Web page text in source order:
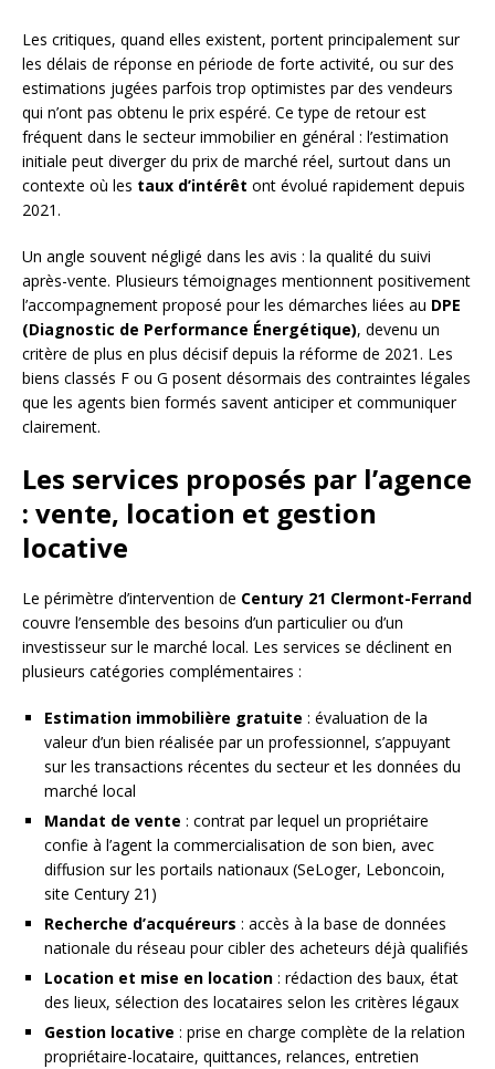
Les critiques, quand elles existent, portent principalement sur
les délais de réponse en période de forte activité, ou sur des
estimations jugées parfois trop optimistes par des vendeurs
qui n’ont pas obtenu le prix espéré. Ce type de retour est
fréquent dans le secteur immobilier en général : l’estimation
initiale peut diverger du prix de marché réel, surtout dans un
contexte où les taux d’intérêt ont évolué rapidement depuis
2021.
Un angle souvent négligé dans les avis : la qualité du suivi
après-vente. Plusieurs témoignages mentionnent positivement
l’accompagnement proposé pour les démarches liées au DPE
(Diagnostic de Performance Énergétique), devenu un
critère de plus en plus décisif depuis la réforme de 2021. Les
biens classés F ou G posent désormais des contraintes légales
que les agents bien formés savent anticiper et communiquer
clairement.
Les services proposés par l’agence
: vente, location et gestion
locative
Le périmètre d’intervention de Century 21 Clermont-Ferrand
couvre l’ensemble des besoins d’un particulier ou d’un
investisseur sur le marché local. Les services se déclinent en
plusieurs catégories complémentaires :
Estimation immobilière gratuite : évaluation de la
valeur d’un bien réalisée par un professionnel, s’appuyant
sur les transactions récentes du secteur et les données du
marché local
Mandat de vente : contrat par lequel un propriétaire
confie à l’agent la commercialisation de son bien, avec
diffusion sur les portails nationaux (SeLoger, Leboncoin,
site Century 21)
Recherche d’acquéreurs : accès à la base de données
nationale du réseau pour cibler des acheteurs déjà qualifiés
Location et mise en location : rédaction des baux, état
des lieux, sélection des locataires selon les critères légaux
Gestion locative : prise en charge complète de la relation
propriétaire-locataire, quittances, relances, entretien